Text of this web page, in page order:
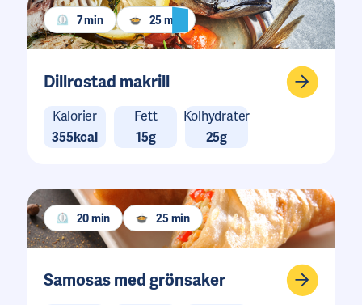
7 min 25 min
Dillrostad makrill
Kalorier
355kcal
Fett
15g
Kolhydrater
25g
20 min 25 min
Samosas med grönsaker